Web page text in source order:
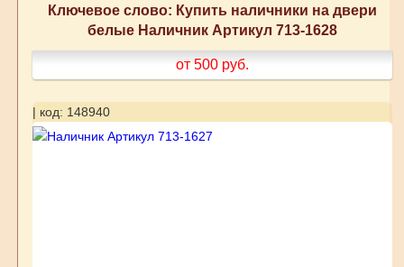
Ключевое слово: Купить наличники на двери
белые Наличник Артикул 713-1628
от 500 руб.
| код: 148940